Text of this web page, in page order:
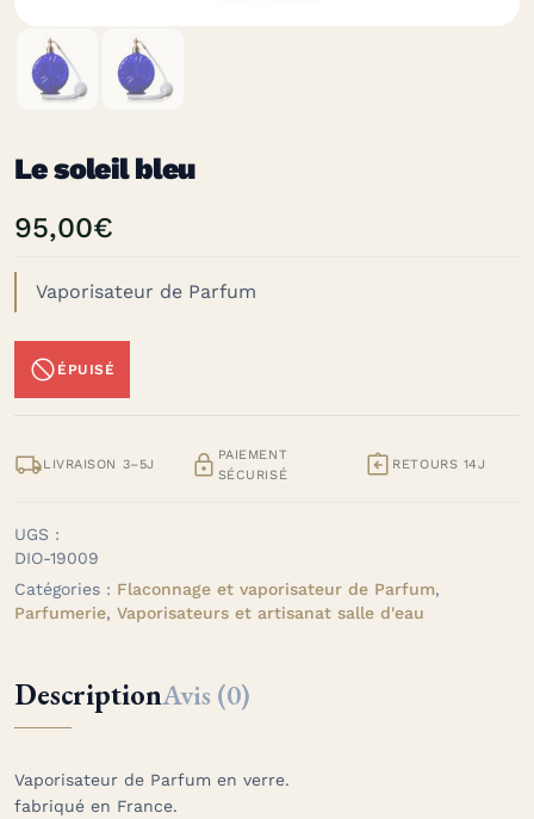
Le soleil bleu
95,00€
Vaporisateur de Parfum
 ÉPUISÉ
LIVRAISON 3–5J  PAIEMENT
SÉCURISÉ
 RETOURS 14J
UGS :
DIO-19009
Catégories : Flaconnage et vaporisateur de Parfum,
Parfumerie, Vaporisateurs et artisanat salle d'eau
DescriptionAvis (0)
Vaporisateur de Parfum en verre.
fabriqué en France.